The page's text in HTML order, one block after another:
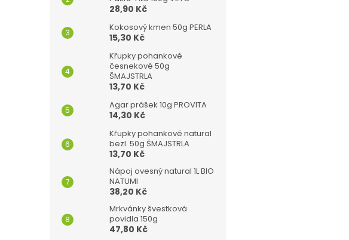
28,90 Kč
Kokosový kmen 50g PERLA
15,30 Kč
Křupky pohankové
česnekové 50g
ŠMAJSTRLA
13,70 Kč
Agar prášek 10g PROVITA
14,30 Kč
Křupky pohankové natural
bezl. 50g ŠMAJSTRLA
13,70 Kč
Nápoj ovesný natural 1L BIO
NATUMI
38,20 Kč
Mrkvánky švestková
povidla 150g
47,80 Kč